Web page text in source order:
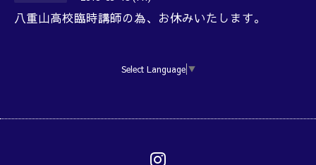
八重山高校臨時講師の為、お休みいたします。
Select Language ▼